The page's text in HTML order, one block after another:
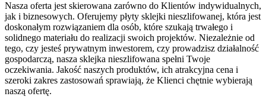
Nasza oferta jest skierowana zarówno do Klientów indywidualnych,
jak i biznesowych. Oferujemy płyty sklejki nieszlifowanej, która jest
doskonałym rozwiązaniem dla osób, które szukają trwałego i
solidnego materiału do realizacji swoich projektów. Niezależnie od
tego, czy jesteś prywatnym inwestorem, czy prowadzisz działalność
gospodarczą, nasza sklejka nieszlifowana spełni Twoje
oczekiwania. Jakość naszych produktów, ich atrakcyjna cena i
szeroki zakres zastosowań sprawiają, że Klienci chętnie wybierają
naszą ofertę.